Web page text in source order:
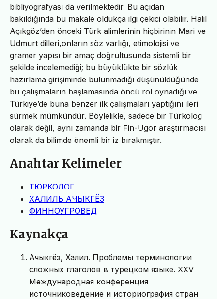
bibliyografyası da verilmektedir. Bu açıdan
bakıldığında bu makale oldukça ilgi çekici olabilir. Halil
Açıkgöz’den önceki Türk alimlerinin hiçbirinin Mari ve
Udmurt dilleri,onların söz varlığı, etimolojisi ve
gramer yapısı bir amaç doğrultusunda sistemli bir
şekilde incelemediği; bu büyüklükte bir sözlük
hazırlama girişiminde bulunmadığı düşünüldüğünde
bu çalışmaların başlamasında öncü rol oynadığı ve
Türkiye’de buna benzer ilk çalışmaları yaptığını ileri
sürmek mümkündür. Böylelikle, sadece bir Türkolog
olarak değil, aynı zamanda bir Fin-Ugor araştırmacısı
olarak da bilimde önemli bir iz bırakmıştır.
Anahtar Kelimeler
ТЮРКОЛОГ
ХАЛИЛЬ АЧЫКГЁЗ
ФИННОУГРОВЕД
Kaynakça
Ачыкгёз, Халил. Проблемы терминологии
сложных глаголов в турецком языке. XXV
Международная конференция
источниковедение и историография стран